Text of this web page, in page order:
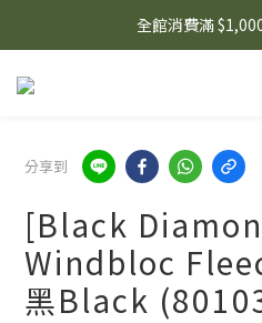
🌟 想知道現在有什麼優惠
全館消費滿
🌟 想知道現在有什麼優惠
分享到
[Black
Windbloc
黑Black